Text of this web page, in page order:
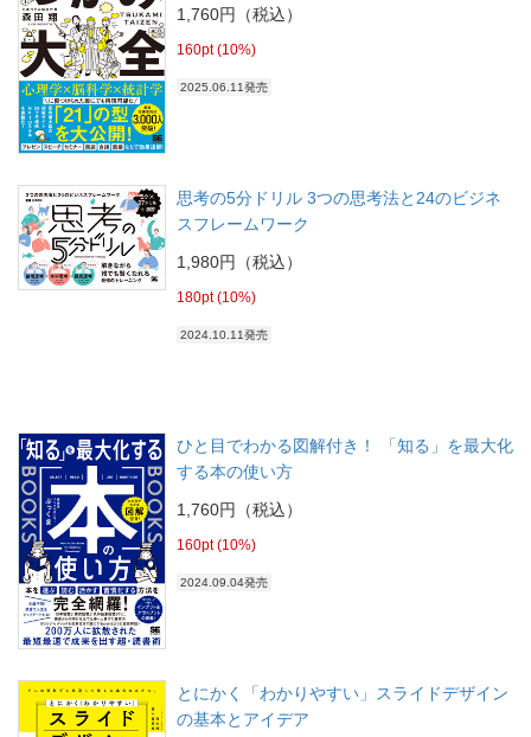
1,760円（税込）
160pt (10%)
2025.06.11発売
思考の5分ドリル 3つの思考法と24のビジネ
スフレームワーク
1,980円（税込）
180pt (10%)
2024.10.11発売
ひと目でわかる図解付き！ 「知る」を最大化
する本の使い方
1,760円（税込）
160pt (10%)
2024.09.04発売
とにかく「わかりやすい」スライドデザイン
の基本とアイデア